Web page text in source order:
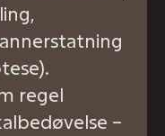
regel
–